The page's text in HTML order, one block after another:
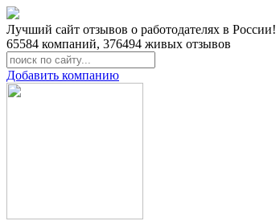
Лучший сайт отзывов о работодателях в России!
65584 компаний, 376494 живых отзывов
Добавить компанию